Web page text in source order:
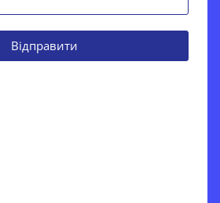
Відправити